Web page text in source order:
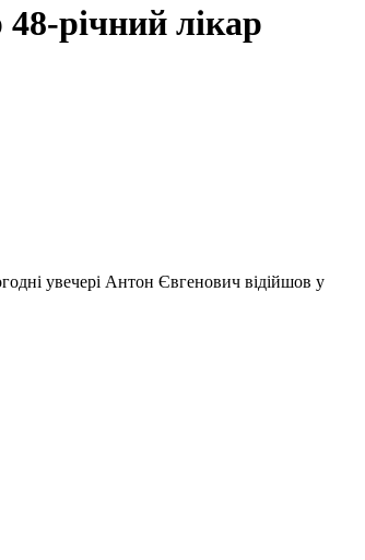
річний лікар
увечері Антон Євгенович відійшов у